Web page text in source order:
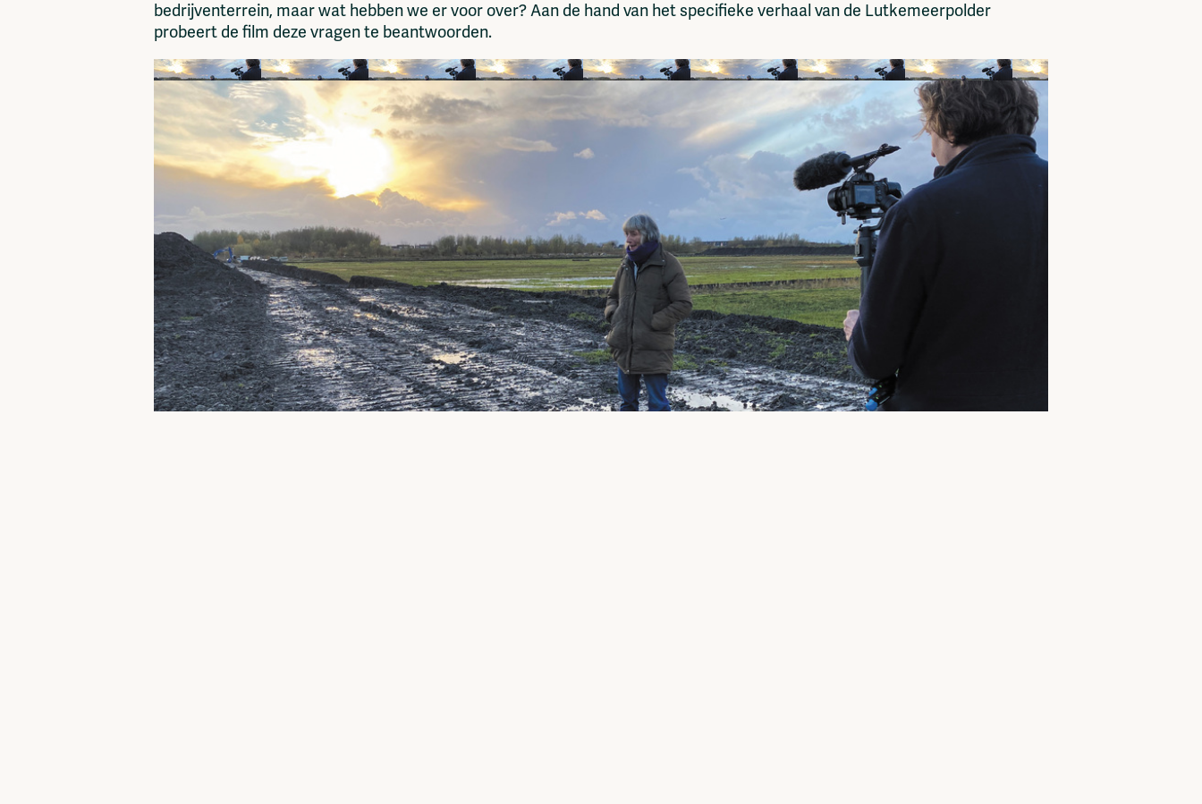
bedrijventerrein, maar wat hebben we er voor over? Aan de hand van het specifieke verhaal van de Lutkemeerpolder
probeert de film deze vragen te beantwoorden.